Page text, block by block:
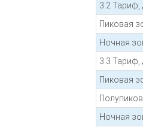
3.2
Пиковая
Ночная
3.3
Пиковая
Ночная